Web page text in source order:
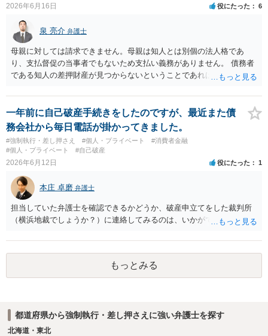
ます。 ４について，実際の内容次第ですが，可能な場合も多いです。
５について，可能かと思われます。 ６について，内容証明については
住んで居る場所が判明しないと送付は出来ないでしょう。裁判手続き
については，住民票上の住所へ住んでいないことを調査したうえで，
公示送達という方法により訴訟提起することとなります。 ７につい
て，プライバシー権侵害や名誉権侵害として相手から逆に請求を受け
るきっかけとなりかねないため，避けたほうが良いかと思われます。
2026年6月16日 役にたった 6
泉 亮介 弁護士
母親に対しては請求できません。母親は知人とは別個の法人格であ
り、支払督促の当事者でもないため支払い義務がありません。 債務者
である知人の差押財産が見つからないということであれば、現実的に
一年前に自己破産手続きをしたのですが、最近また債
務会社から毎日電話が掛かってきました。
#強制執行・差し押さえ #個人・プライベート
#消費者金融
#個人・プライベート
#自己破産
2026年6月12日 役にたった 1
本庄 卓磨 弁護士
担当していた弁護士を確認できるかどうか、破産申立てをした裁判所
（横浜地裁でしょうか？）に連絡してみるのは、いかがでしょうか。
もっとみる
都道府県から強制執行・差し押さえに強い弁護士を探す
北海道・東北